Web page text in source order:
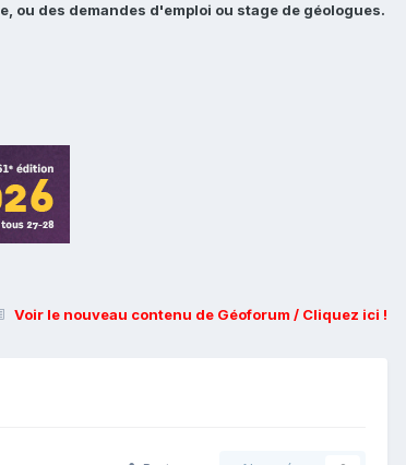
ou des demandes d'emploi ou stage de géologues.
Voir le nouveau contenu de Géoforum / Cliquez ici !